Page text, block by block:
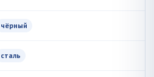
чёрный
сталь